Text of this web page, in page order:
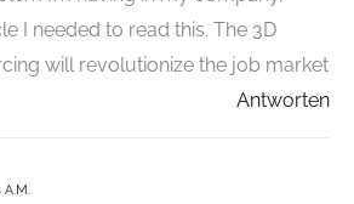
I needed to read this. The 3D
will revolutionize the job market
Antworten
A.M.